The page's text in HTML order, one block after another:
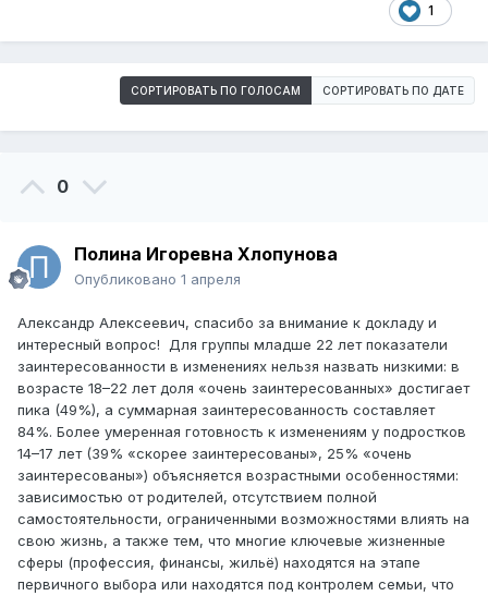
1
СОРТИРОВАТЬ ПО ГОЛОСАМ СОРТИРОВАТЬ ПО ДАТЕ
0
Полина Игоревна Хлопунова
Опубликовано 1 апреля
Александр Алексеевич, спасибо за внимание к докладу и
интересный вопрос! Для группы младше 22 лет показатели
заинтересованности в изменениях нельзя назвать низкими: в
возрасте 18–22 лет доля «очень заинтересованных» достигает
пика (49%), а суммарная заинтересованность составляет
84%. Более умеренная готовность к изменениям у подростков
14–17 лет (39% «скорее заинтересованы», 25% «очень
заинтересованы») объясняется возрастными особенностями:
зависимостью от родителей, отсутствием полной
самостоятельности, ограниченными возможностями влиять на
свою жизнь, а также тем, что многие ключевые жизненные
сферы (профессия, финансы, жильё) находятся на этапе
первичного выбора или находятся под контролем семьи, что